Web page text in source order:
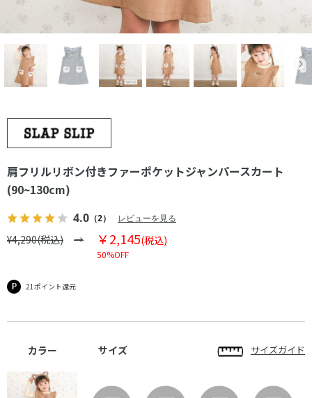
肩フリルリボン付きファーポケットジャンパースカート
(90~130cm)
4.0 （2） レビューを見る
¥4,290(税込) ￥2,145(税込)
50%OFF
21ポイント還元
カラー サイズ サイズガイド